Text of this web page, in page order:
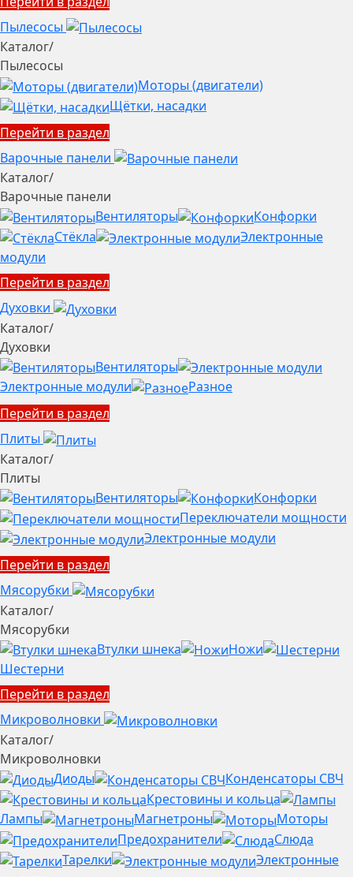
Пылесосы
Каталог/
Пылесосы
Моторы (двигатели)
Щётки, насадки
Перейти в раздел
Варочные панели
Каталог/
Варочные панели
Вентиляторы
Конфорки
Стёкла
Электронные
модули
Перейти в раздел
Духовки
Каталог/
Духовки
Вентиляторы
Электронные модули
Разное
Перейти в раздел
Плиты
Каталог/
Плиты
Вентиляторы
Конфорки
Переключатели мощности
Электронные модули
Перейти в раздел
Мясорубки
Каталог/
Мясорубки
Втулки шнека
Ножи
Шестерни
Перейти в раздел
Микроволновки
Каталог/
Микроволновки
Диоды
Конденсаторы СВЧ
Крестовины и кольца
Лампы
Магнетроны
Моторы
Предохранители
Слюда
Тарелки
Электронные